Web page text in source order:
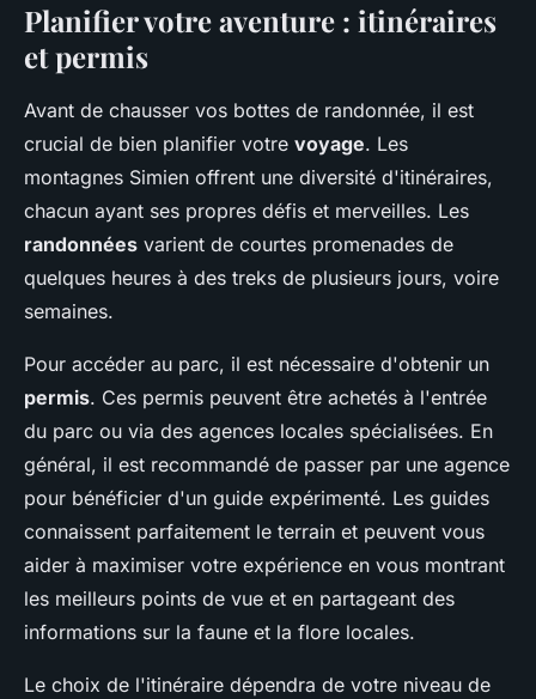
Planifier votre aventure : itinéraires
et permis
Avant de chausser vos bottes de randonnée, il est
crucial de bien planifier votre voyage. Les
montagnes Simien offrent une diversité d'itinéraires,
chacun ayant ses propres défis et merveilles. Les
randonnées varient de courtes promenades de
quelques heures à des treks de plusieurs jours, voire
semaines.
Pour accéder au parc, il est nécessaire d'obtenir un
permis. Ces permis peuvent être achetés à l'entrée
du parc ou via des agences locales spécialisées. En
général, il est recommandé de passer par une agence
pour bénéficier d'un guide expérimenté. Les guides
connaissent parfaitement le terrain et peuvent vous
aider à maximiser votre expérience en vous montrant
les meilleurs points de vue et en partageant des
informations sur la faune et la flore locales.
Le choix de l'itinéraire dépendra de votre niveau de